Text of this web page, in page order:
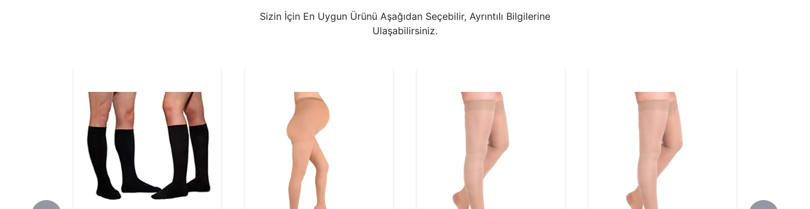
Sizin İçin En Uygun Ürünü Aşağıdan Seçebilir, Ayrıntılı Bilgilerine
Ulaşabilirsiniz.